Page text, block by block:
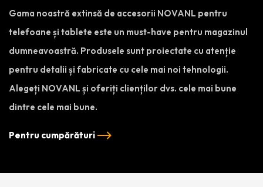
Gama noastră extinsă de accesorii NOVANL pentru
telefoane și tablete este un must-have pentru magazinul
dumneavoastră. Produsele sunt proiectate cu atenție
pentru detalii și fabricate cu cele mai noi tehnologii.
Alegeți NOVANL și oferiți clienților dvs. cele mai bune
dintre cele mai bune.
Pentru cumpărături